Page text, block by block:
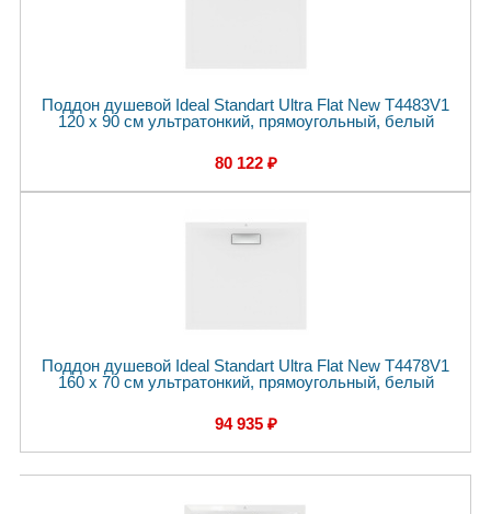
Поддон душевой Ideal Standart Ultra Flat New T4483V1
120 x 90 см ультратонкий, прямоугольный, белый
80 122 ₽
Поддон душевой Ideal Standart Ultra Flat New T4478V1
160 x 70 см ультратонкий, прямоугольный, белый
94 935 ₽